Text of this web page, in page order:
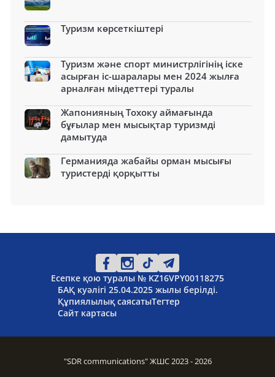
Туризм көрсеткіштері
Туризм және спорт министрлігінің іске
асырған іс-шаралары мен 2024 жылға
арналған міндеттері туралы
Жапонияның Тохоку аймағында
бұғылар мен мысықтар туризмді
дамытуда
Германияда жабайы орман мысығы
туристерді қорқытты
Есепке қою туралы № KZ16VPY00118275
БАҚ куәлігі 25.04.2025 жылы берілді.
Құпиялылық саясатыТегтер
Сайт картасы
"SDR communications" ЖШС 2023 - 2026